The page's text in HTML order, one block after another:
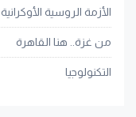
الأزمة الروسية الأوكرانية
من غزة.. هنا القاهرة
التكنولوجيا